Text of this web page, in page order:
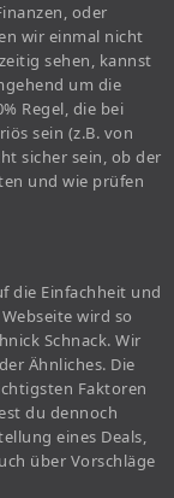
oder
wir einmal nicht
sehen, kannst
um die
Regel, die bei
sein (z.B. von
sicher sein, ob der
und wie prüfen
die Einfachheit und
wird so
Schnack. Wir
Ähnliches. Die
Faktoren
du dennoch
eines Deals,
über Vorschläge